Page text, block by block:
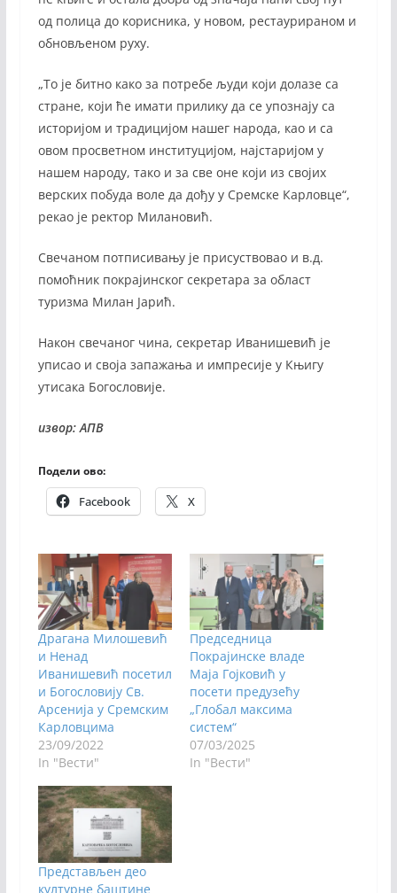
од полица до корисника, у новом, рестаурираном и
обновљеном руху.
„То је битно како за потребе људи који долазе са
стране, који ће имати прилику да се упознају са
историјом и традицијом нашег народа, као и са
овом просветном институцијом, најстаријом у
нашем народу, тако и за све оне који из својих
верских побуда воле да дођу у Сремске Карловце“,
рекао је ректор Милановић.
Свечаном потписивању је присуствовао и в.д.
помоћник покрајинског секретара за област
туризма Милан Јарић.
Након свечаног чина, секретар Иванишевић је
уписао и своја запажања и импресије у Књигу
утисака Богословије.
извор: АПВ
Подели ово:
Facebook X
Драгана Милошевић
и Ненад
Иванишевић посетил
и Богословију Св.
Арсенија у Сремским
Карловцима
23/09/2022
In "Вести"
Председница
Покрајинске владе
Маја Гојковић у
посети предузећу
„Глобал максима
систем“
07/03/2025
In "Вести"
Представљен део
културне баштине